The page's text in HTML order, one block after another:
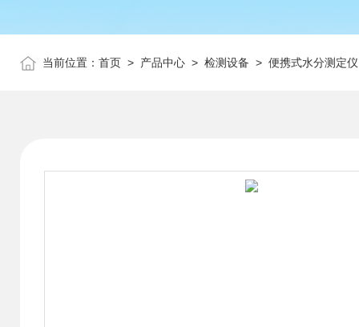
当前位置： 首页 > 产品中心 > 检测设备 > 便携式水分测定仪